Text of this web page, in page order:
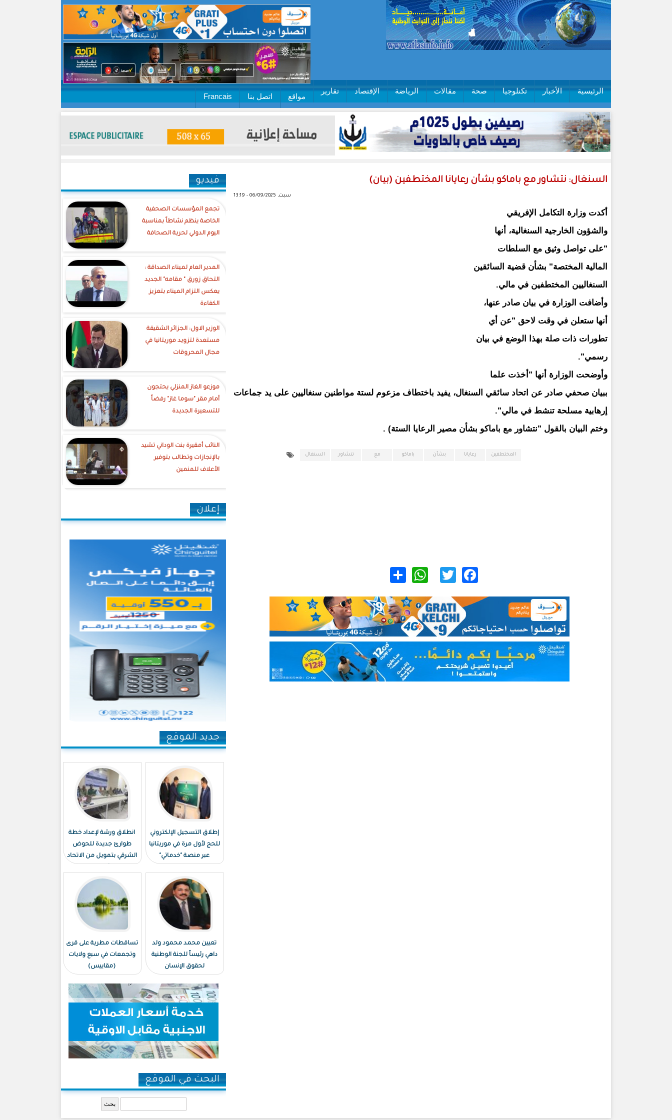
الرئيسية الأخبار تكنلوجيا صحة مقالات الرياضة الإقتصاد تقارير
مواقع اتصل بنا Francais
السنغال: نتشاور مع باماكو بشأن رعايانا المختطفين (بيان)
سبت, 06/09/2025 - 13:19
أكدت وزارة التكامل الإفريقي
والشؤون الخارجية السنغالية، أنها
"على تواصل وثيق مع السلطات
المالية المختصة" بشأن قضية السائقين
السنغاليين المختطفين في مالي.
وأضافت الوزارة في بيان صادر عنها،
أنها ستعلن في وقت لاحق "عن أي
تطورات ذات صلة بهذا الوضع في بيان
رسمي".
وأوضحت الوزارة أنها "أخذت علما
ببيان صحفي صادر عن اتحاد سائقي السنغال، يفيد باختطاف مزعوم لستة مواطنين سنغاليين على يد جماعات
إرهابية مسلحة تنشط في مالي".
وختم البيان بالقول "نتشاور مع باماكو بشأن مصير الرعايا الستة) .
السنغال نتشاور مع باماكو بشأن رعايانا المختطفين
Facebook
Twitter
WhatsApp
فيديو
تجمع المؤسسات الصحفية
الخاصة ينظم نشاطاً بمناسبة
اليوم الدولي لحرية الصحافة
‎المدير العام لميناء الصداقة :
التحاق زورق " مقامه" الجديد
يعكس التزام الميناء بتعزيز
الكفاءة
الوزير الاول: الجزائر الشقيقة
مستعدة لتزويد موريتانيا في
مجال المحروقات
موزعو الغاز المنزلي يحتجون
أمام مقر "سوما غاز" رفضاً
للتسعيرة الجديدة
النائب أمقيرة بنت الوداني تشيد
بالإنجازات وتطالب بتوفير
الأعلاف للمنمين
إعلان
جديد الموقع
إطلاق التسجيل الإلكتروني
للحج لأول مرة في موريتانيا
عبر منصة "خدماتي"
انطلاق ورشة لإعداد خطة
طوارئ جديدة للحوض
الشرقي بتمويل من الاتحاد
تعيين محمد محمود ولد
داهي رئيساً للجنة الوطنية
لحقوق الإنسان
تساقطات مطرية على قرى
وتجمعات في سبع ولايات
(مقاييس)
البحث في الموقع